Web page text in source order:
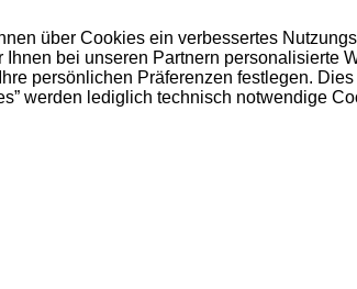
über Cookies ein verbessertes
bei unseren Partnern personalisierte
persönlichen Präferenzen festlegen.
werden lediglich technisch notwendige